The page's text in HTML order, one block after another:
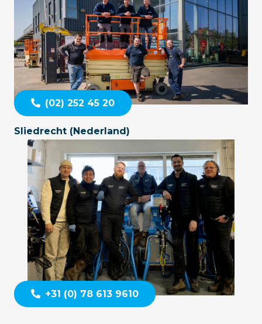
(02) 252 45 20
Sliedrecht (Nederland)
+31 (0) 78 613 9610